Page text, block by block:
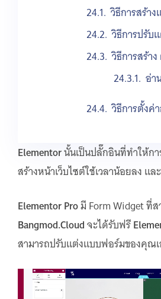
วิธีการสร้า
วิธีการปรับ
วิธีการสร้า
อ่า
วิธีการตั้งค่
Elementorนั้นเป็นปลั๊กอินที่ทำให้กา
สร้างหน้าเว็บไซต์ใช้เวลาน้อยลง
Elementor Proมี Form Widget ที่
Bangmod.Cloudจะได้รับฟรี
สามารถปรับแต่งแบบฟอร์มของคุณ